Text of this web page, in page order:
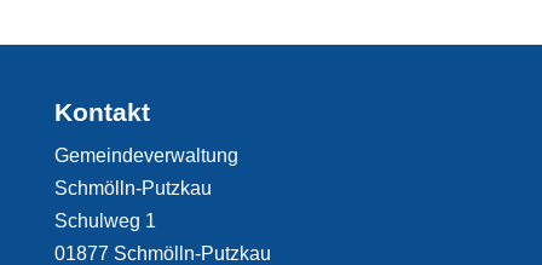
Kontakt
Gemeindeverwaltung
Schmölln-Putzkau
Schulweg 1
01877 Schmölln-Putzkau